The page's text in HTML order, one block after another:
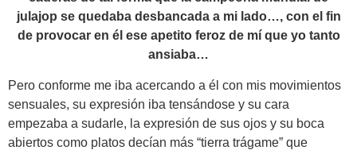
julajop se quedaba desbancada a mi lado…, con el fin
de provocar en él ese apetito feroz de mí que yo tanto
ansiaba…
Pero conforme me iba acercando a él con mis movimientos
sensuales, su expresión iba tensándose y su cara
empezaba a sudarle, la expresión de sus ojos y su boca
abiertos como platos decían más “tierra trágame” que